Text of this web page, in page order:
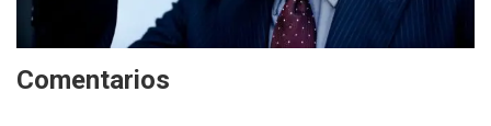
Comentarios